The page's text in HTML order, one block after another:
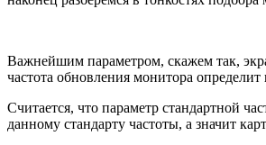
Важнейшим параметром, скажем так,
частота обновления монитора
Считается, что параметр стандартной
данному стандарту частоты, а значит